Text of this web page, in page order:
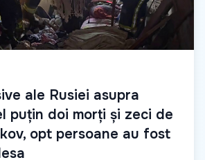
ale Rusiei asupra
puțin doi morți și zeci de
opt persoane au fost